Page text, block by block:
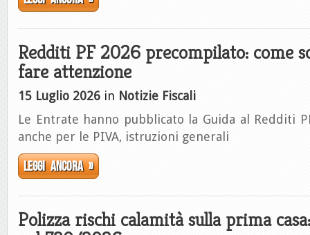
Redditi PF 2026 precompilato: come
fare attenzione
15 Luglio 2026 in Notizie Fiscali
Le Entrate hanno pubblicato la Guida al Redditi
anche per le PIVA, istruzioni generali
Leggi ancora »
Polizza rischi calamità sulla prima